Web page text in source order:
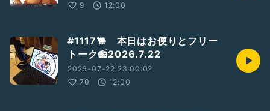
9
12:00
#1117🐫 本日はお便りとフリー
トーク📻2026.7.22
2026-07-22 23:00:02
70
12:00